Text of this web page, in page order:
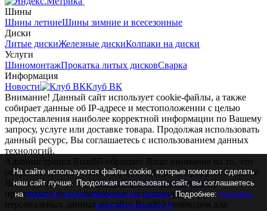
Шины
Шины летниеШины зимние и всесезонные
Диски
Литые дискиЖелезные дискиКолпаки на диски
Услуги
ШиномонтажПрокатка литых дисковСварка
Информация
Новости
Клуб ВК
Внимание! Данный сайт использует cookie-файлы, а также
собирает данные об IP-адресе и местоположении с целью
предоставления наиболее корректной информации по Вашему
запросу, услуге или доставке товара. Продолжая использовать
данный ресурс, Вы соглашаетесь с использованием данных
технологий.
Администрация Road60 обращает Ваше внимание на то, что
отправляя данные в любой форме или регистрируясь на сайте
Вы соглашаетесь сполитикой конфиденциальностии
принимаетепользовательское соглашение. Сбор
персональных данных на сайте Road60 необходим для
На сайте используются файлы cookie, которые помогают сделать
наш сайт лучше. Продолжая использовать сайт, вы соглашаетесь
наобработку ваших персональных данных. Подробнее: политика
конфиденциальности